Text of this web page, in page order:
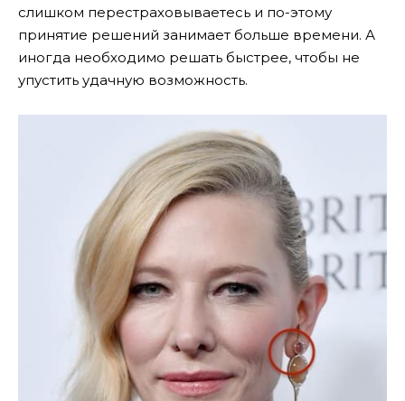
слишком перестраховываетесь и по-этому
принятие решений занимает больше времени. А
иногда необходимо решать быстрее, чтобы не
упустить удачную возможность.